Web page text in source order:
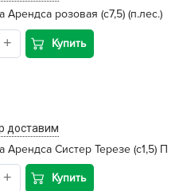
Арендса розовая (с7,5) (п.лес.)
Купить
доставим
Арендса Систер Терезе (c1,5) П
Купить